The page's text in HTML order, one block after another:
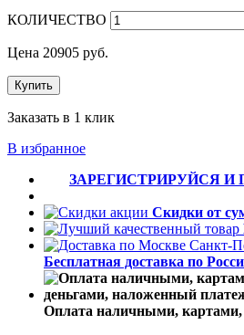
КОЛИЧЕСТВО
Цена 20905 руб.
Купить
Заказать в 1 клик
В избранное
ЗАРЕГИСТРИРУЙСЯ И
Скидки от
Бесплатная доставка по
Оплата наличными,